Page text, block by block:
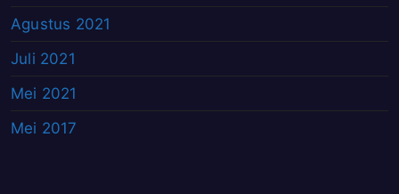
Agustus 2021
Juli 2021
Mei 2021
Mei 2017